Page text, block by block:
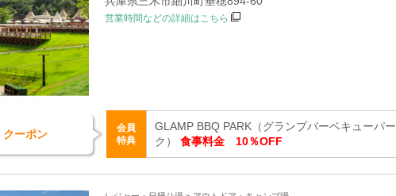
営業時間などの詳細はこちら
クーポン
会員
特典
GLAMP BBQ PARK（グランプバーベキューパー
ク） 食事料金 10％OFF